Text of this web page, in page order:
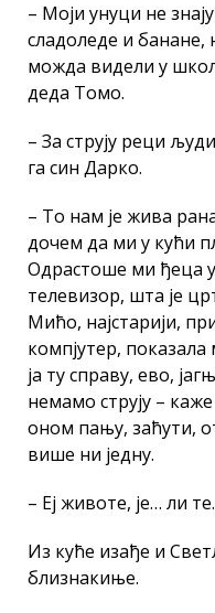
– Моји унуци не
сладоледе и банане,
можда видели у
деда Томо.
– За струју реци
га син Дарко.
– То нам је жива
дочем да ми у кући
Одрастоше ми ђеца у
телевизор, шта је
Мићо, најстарији,
компјутер,
ја ту справу, ево,
немамо струју –
оном пању, заћути,
више ни једну.
– Еј животе, је… ли
Из куће изађе и
близнакиње.